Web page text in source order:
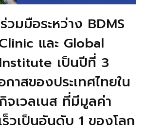
วมมือระหว่าง BDMS
และ Global
เป็นปีที่ 3
าสของประเทศไทยใน
จเวลเนส ที่มีมูลค่า
ร็วเป็นอันดับ 1 ของโลก